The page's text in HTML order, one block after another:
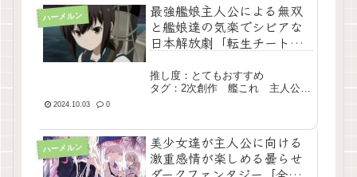
ハーメルン
最強艦娘主人公による無双
と艦娘達の気楽でシビアな
日本解放劇「転生チート吹
推し度：とてもおすすめ
タグ：2次創作 艦これ 主人公最
2024.10.03 0
ハーメルン
美少女達が主人公に向ける
激重感情が楽しめる曇らせ